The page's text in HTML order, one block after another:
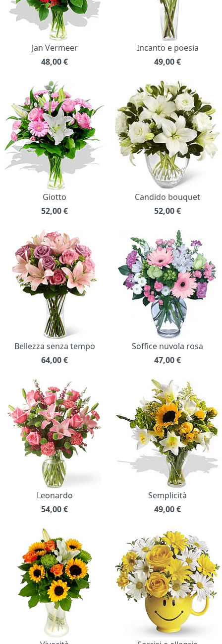
Jan Vermeer
48,00€
Incanto e poesia
49,00€
Giotto
52,00€
Candido bouquet
52,00€
Bellezza senza tempo
64,00€
Soffice nuvola rosa
47,00€
Leonardo
54,00€
Semplicità
49,00€